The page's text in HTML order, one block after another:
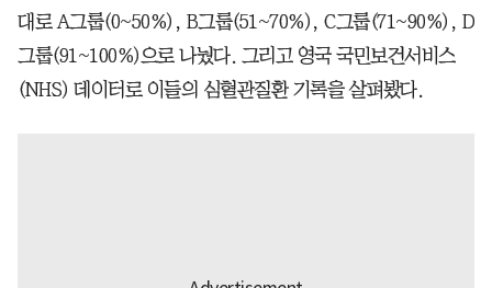
대로 A그룹(0~50%), B그룹(51~70%), C그룹(71~90%), D
그룹(91~100%)으로 나눴다. 그리고 영국 국민보건서비스
(NHS) 데이터로 이들의 심혈관질환 기록을 살펴봤다.